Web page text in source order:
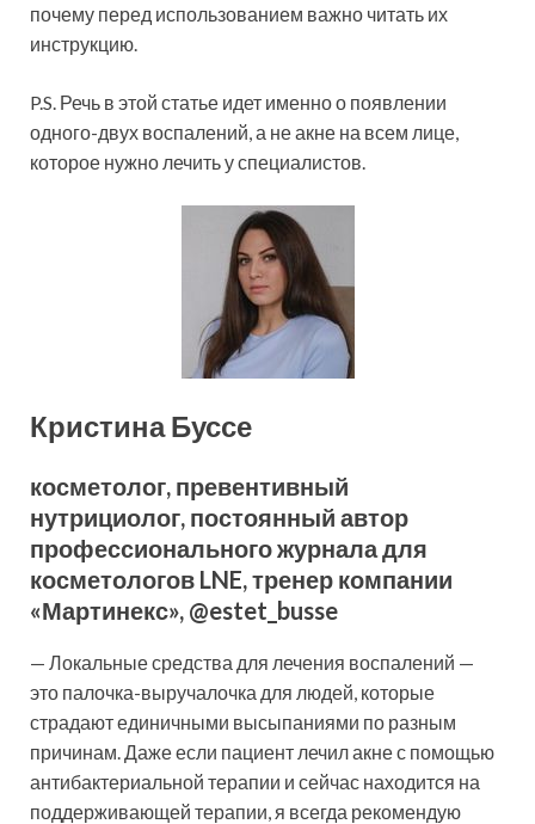
почему перед использованием важно читать их
инструкцию.
P.S. Речь в этой статье идет именно о появлении
одного-двух воспалений, а не акне на всем лице,
которое нужно лечить у специалистов.
Кристина Буссе
косметолог, превентивный
нутрициолог, постоянный автор
профессионального журнала для
косметологов LNE, тренер компании
«Мартинекс», @estet_busse
— Локальные средства для лечения воспалений —
это палочка-выручалочка для людей, которые
страдают единичными высыпаниями по разным
причинам. Даже если пациент лечил акне с помощью
антибактериальной терапии и сейчас находится на
поддерживающей терапии, я всегда рекомендую